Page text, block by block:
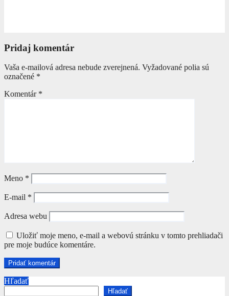
Pridaj komentár
Vaša e-mailová adresa nebude zverejnená. Vyžadované polia sú
označené *
Komentár *
Meno *
E-mail *
Adresa webu
Uložiť moje meno, e-mail a webovú stránku v tomto prehliadači
pre moje budúce komentáre.
Hľadať
Hľadať